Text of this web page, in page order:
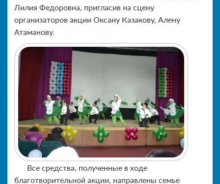
Лилия Федоровна, пригласив на сцену
организаторов акции Оксану Казакову, Алену
Атаманову.
Все средства, полученные в ходе
благотворительной акции, направлены семье